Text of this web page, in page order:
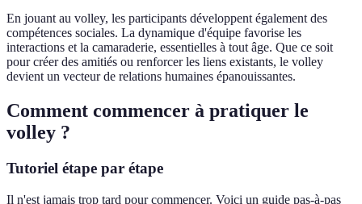
En jouant au volley, les participants développent également des
compétences sociales. La dynamique d'équipe favorise les
interactions et la camaraderie, essentielles à tout âge. Que ce soit
pour créer des amitiés ou renforcer les liens existants, le volley
devient un vecteur de relations humaines épanouissantes.
Comment commencer à pratiquer le
volley ?
Tutoriel étape par étape
Il n'est jamais trop tard pour commencer. Voici un guide pas-à-pas